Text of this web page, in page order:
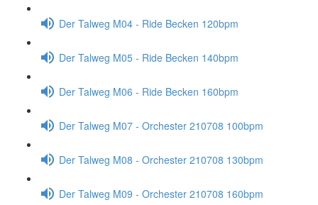
Der Talweg M04 - Ride Becken 120bpm
Der Talweg M05 - Ride Becken 140bpm
Der Talweg M06 - Ride Becken 160bpm
Der Talweg M07 - Orchester 210708 100bpm
Der Talweg M08 - Orchester 210708 130bpm
Der Talweg M09 - Orchester 210708 160bpm